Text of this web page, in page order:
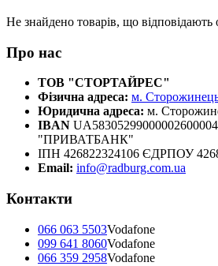
Не знайдено товарів, що відповідають
Про нас
ТОВ "СТОРТАЙРЕС"
Фізична адреса: м.
Юридична адреса: м.
IBAN
"ПРИВАТБАНК"
ІПН 426822324106 ЄДРПОУ
Email: info@radburg.com.ua
Контакти
066 063 5503Vodafone
099 641 8060Vodafone
066 359 2958Vodafone